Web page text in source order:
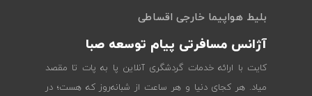
بلیط هواپیما خارجی اقساطی
آژانس مسافرتی پیام توسعه صبا
کایت با ارائه خدمات گردشگری آنلاین پا به پات تا مقصد
میاد. هر کجای دنیا و هر ساعت از شبانه‌روز که هست؛ در